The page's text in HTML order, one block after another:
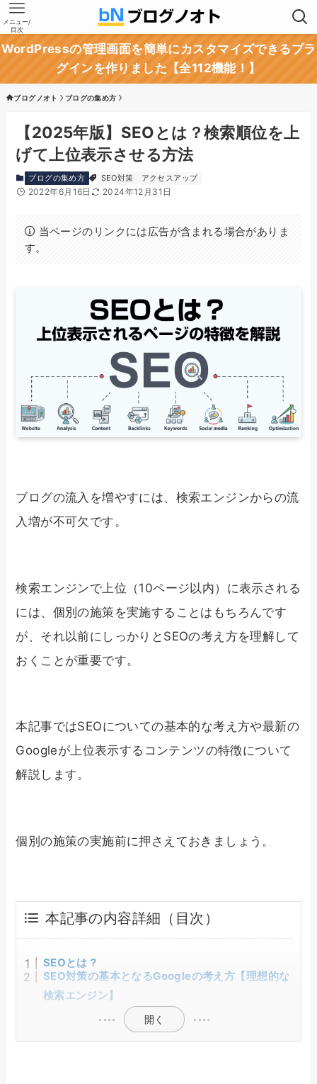
メニュー/
目次
WordPressの管理画面を簡単にカスタマイズできるプラ
グインを作りました【全112機能！】
ブログノオト ブログの集め方
【2025年版】SEOとは？検索順位を上
げて上位表示させる方法
ブログの集め方 SEO対策 アクセスアップ
2022年6月16日 2024年12月31日
当ページのリンクには広告が含まれる場合がありま
す。
ブログの流入を増やすには、検索エンジンからの流
入増が不可欠です。
検索エンジンで上位（10ページ以内）に表示される
には、個別の施策を実施することはもちろんです
が、それ以前にしっかりとSEOの考え方を理解して
おくことが重要です。
本記事ではSEOについての基本的な考え方や最新の
Googleが上位表示するコンテンツの特徴について
解説します。
個別の施策の実施前に押さえておきましょう。
本記事の内容詳細（目次）
SEOとは？
SEO対策の基本となるGoogleの考え方【理想的な
検索エンジン】
開く